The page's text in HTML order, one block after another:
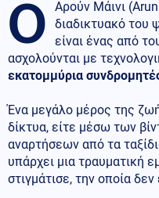
Ο
Αρούν Μάινι
διαδικτυακό του
είναι ένας από
ασχολούνται με
εκατομμύρια
Ένα μεγάλο μέρος της
δίκτυα, είτε μέσω των
αναρτήσεων από τα
υπάρχει μια τραυματική
στιγμάτισε, την οποία